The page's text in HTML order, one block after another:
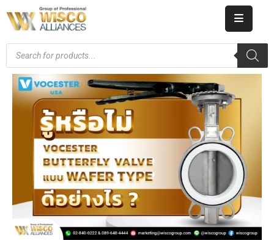
HOME
ABOUT
US
PRODUCT
CATALOG
KNOWLEDGE
CAREERS
CONTACT